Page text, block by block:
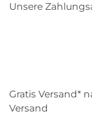
Unsere
Gratis Versand*
Versand